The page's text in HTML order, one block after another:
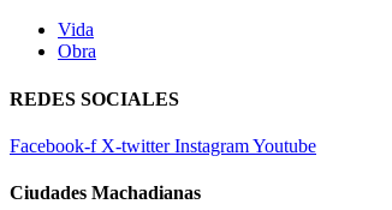
Vida
Obra
REDES SOCIALES
Facebook-f X-twitter InstagramYoutube
Ciudades Machadianas